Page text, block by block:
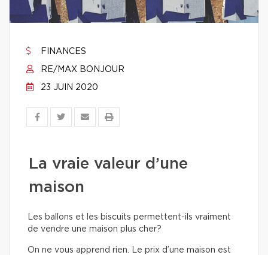
FINANCES
RE/MAX BONJOUR
23 JUIN 2020
La vraie valeur d’une
maison
Les ballons et les biscuits permettent-ils vraiment
de vendre une maison plus cher?
On ne vous apprend rien. Le prix d’une maison est